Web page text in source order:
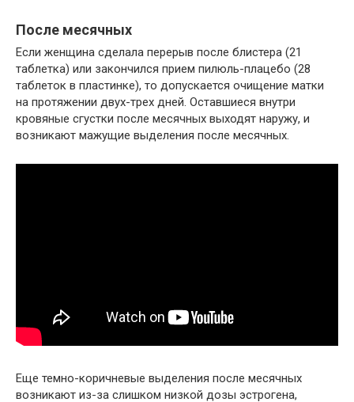
После месячных
Если женщина сделала перерыв после блистера (21
таблетка) или закончился прием пилюль-плацебо (28
таблеток в пластинке), то допускается очищение матки
на протяжении двух-трех дней. Оставшиеся внутри
кровяные сгустки после месячных выходят наружу, и
возникают мажущие выделения после месячных.
Еще темно-коричневые выделения после месячных
возникают из-за слишком низкой дозы эстрогена,